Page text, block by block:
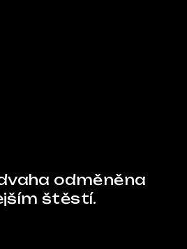
odměněna
štěstí.